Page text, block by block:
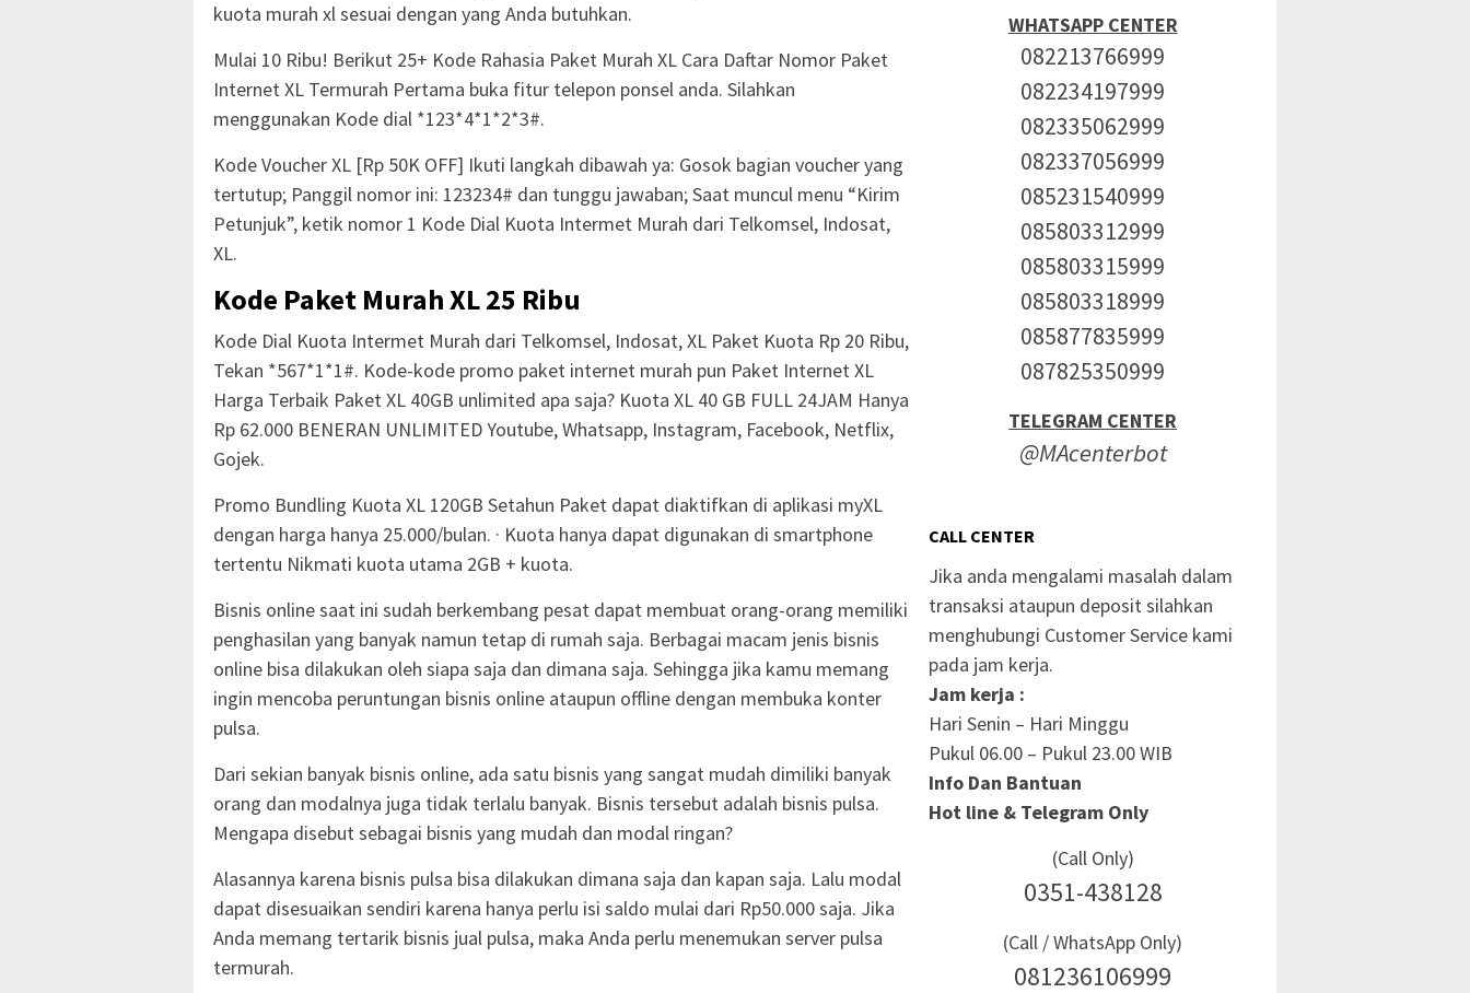
kuota murah xl sesuai dengan yang Anda butuhkan.
Mulai 10 Ribu! Berikut 25+ Kode Rahasia Paket Murah XL Cara Daftar Nomor Paket
Internet XL Termurah Pertama buka fitur telepon ponsel anda. Silahkan
menggunakan Kode dial *123*4*1*2*3#.
Kode Voucher XL [Rp 50K OFF] Ikuti langkah dibawah ya: Gosok bagian voucher yang
tertutup; Panggil nomor ini: 123234# dan tunggu jawaban; Saat muncul menu “Kirim
Petunjuk”, ketik nomor 1 Kode Dial Kuota Intermet Murah dari Telkomsel, Indosat,
XL.
Kode Paket Murah XL 25 Ribu
Kode Dial Kuota Intermet Murah dari Telkomsel, Indosat, XL Paket Kuota Rp 20 Ribu,
Tekan *567*1*1#. Kode-kode promo paket internet murah pun Paket Internet XL
Harga Terbaik Paket XL 40GB unlimited apa saja? Kuota XL 40 GB FULL 24JAM Hanya
Rp 62.000 BENERAN UNLIMITED Youtube, Whatsapp, Instagram, Facebook, Netflix,
Gojek.
Promo Bundling Kuota XL 120GB Setahun Paket dapat diaktifkan di aplikasi myXL
dengan harga hanya 25.000/bulan. · Kuota hanya dapat digunakan di smartphone
tertentu Nikmati kuota utama 2GB + kuota.
Bisnis online saat ini sudah berkembang pesat dapat membuat orang-orang memiliki
penghasilan yang banyak namun tetap di rumah saja. Berbagai macam jenis bisnis
online bisa dilakukan oleh siapa saja dan dimana saja. Sehingga jika kamu memang
ingin mencoba peruntungan bisnis online ataupun offline dengan membuka konter
pulsa.
Dari sekian banyak bisnis online, ada satu bisnis yang sangat mudah dimiliki banyak
orang dan modalnya juga tidak terlalu banyak. Bisnis tersebut adalah bisnis pulsa.
Mengapa disebut sebagai bisnis yang mudah dan modal ringan?
Alasannya karena bisnis pulsa bisa dilakukan dimana saja dan kapan saja. Lalu modal
dapat disesuaikan sendiri karena hanya perlu isi saldo mulai dari Rp50.000 saja. Jika
Anda memang tertarik bisnis jual pulsa, maka Anda perlu menemukan server pulsa
termurah.
WHATSAPP CENTER
082213766999
082234197999
082335062999
082337056999
085231540999
085803312999
085803315999
085803318999
085877835999
087825350999
TELEGRAM CENTER
@MAcenterbot
CALL CENTER
Jika anda mengalami masalah dalam
transaksi ataupun deposit silahkan
menghubungi Customer Service kami
pada jam kerja.
Jam kerja :
Hari Senin – Hari Minggu
Pukul 06.00 – Pukul 23.00 WIB
Info Dan Bantuan
Hot line & Telegram Only
(Call Only)
0351-438128
(Call / WhatsApp Only)
081236106999